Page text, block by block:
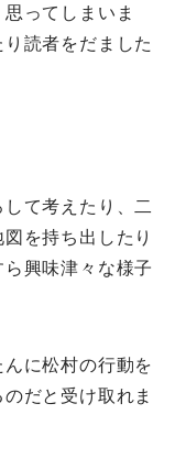
ってしまいま
読者をだました
て考えたり、二
を持ち出したり
興味津々な様子
に松村の行動を
だと受け取れま